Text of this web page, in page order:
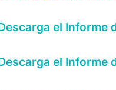
el Informe
el Informe